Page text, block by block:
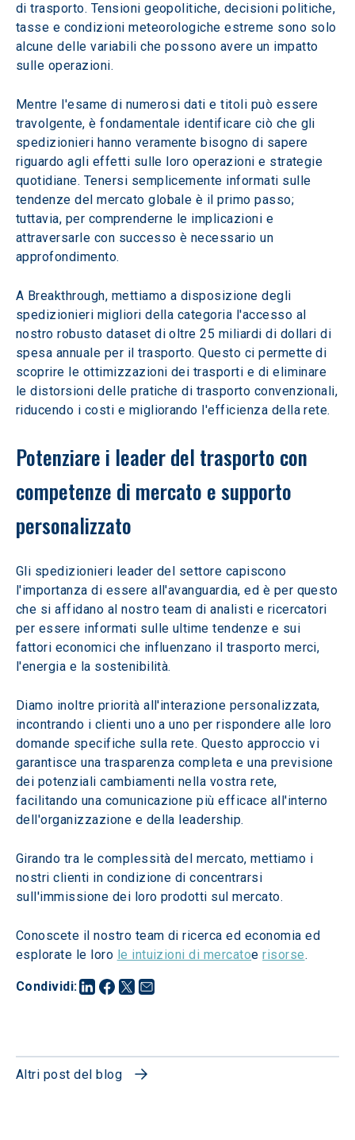
Condividi:
di trasporto. Tensioni geopolitiche, decisioni politiche,
tasse e condizioni meteorologiche estreme sono solo
alcune delle variabili che possono avere un impatto
sulle operazioni.
Mentre l'esame di numerosi dati e titoli può essere
travolgente, è fondamentale identificare ciò che gli
spedizionieri hanno veramente bisogno di sapere
riguardo agli effetti sulle loro operazioni e strategie
quotidiane. Tenersi semplicemente informati sulle
tendenze del mercato globale è il primo passo;
tuttavia, per comprenderne le implicazioni e
attraversarle con successo è necessario un
approfondimento.
A Breakthrough, mettiamo a disposizione degli
spedizionieri migliori della categoria l'accesso al
nostro robusto dataset di oltre 25 miliardi di dollari di
spesa annuale per il trasporto. Questo ci permette di
scoprire le ottimizzazioni dei trasporti e di eliminare
le distorsioni delle pratiche di trasporto convenzionali,
riducendo i costi e migliorando l'efficienza della rete.
Potenziare i leader del trasporto con
competenze di mercato e supporto
personalizzato
Gli spedizionieri leader del settore capiscono
l'importanza di essere all'avanguardia, ed è per questo
che si affidano al nostro team di analisti e ricercatori
per essere informati sulle ultime tendenze e sui
fattori economici che influenzano il trasporto merci,
l'energia e la sostenibilità.
Diamo inoltre priorità all'interazione personalizzata,
incontrando i clienti uno a uno per rispondere alle loro
domande specifiche sulla rete. Questo approccio vi
garantisce una trasparenza completa e una previsione
dei potenziali cambiamenti nella vostra rete,
facilitando una comunicazione più efficace all'interno
dell'organizzazione e della leadership.
Girando tra le complessità del mercato, mettiamo i
nostri clienti in condizione di concentrarsi
sull'immissione dei loro prodotti sul mercato.
Conoscete il nostro team di ricerca ed economia ed
esplorate le loro le intuizioni di mercatoe risorse.
Altri post del blog